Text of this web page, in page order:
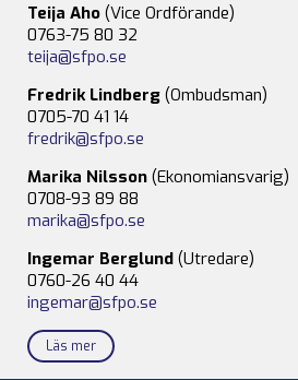
Teija Aho (Vice Ordförande)
0763-75 80 32
teija@sfpo.se
Fredrik Lindberg (Ombudsman)
0705-70 41 14
fredrik@sfpo.se
Marika Nilsson (Ekonomiansvarig)
0708-93 89 88
marika@sfpo.se
Ingemar Berglund (Utredare)
0760-26 40 44
ingemar@sfpo.se
Läs mer